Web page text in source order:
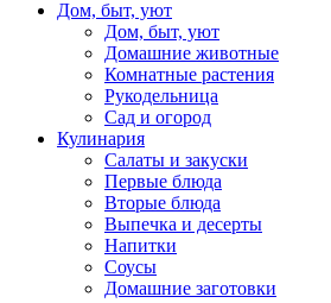
Дом, быт, уют
Дом, быт, уют
Домашние животные
Комнатные растения
Рукодельница
Сад и огород
Кулинария
Салаты и закуски
Первые блюда
Вторые блюда
Выпечка и десерты
Напитки
Соусы
Домашние заготовки